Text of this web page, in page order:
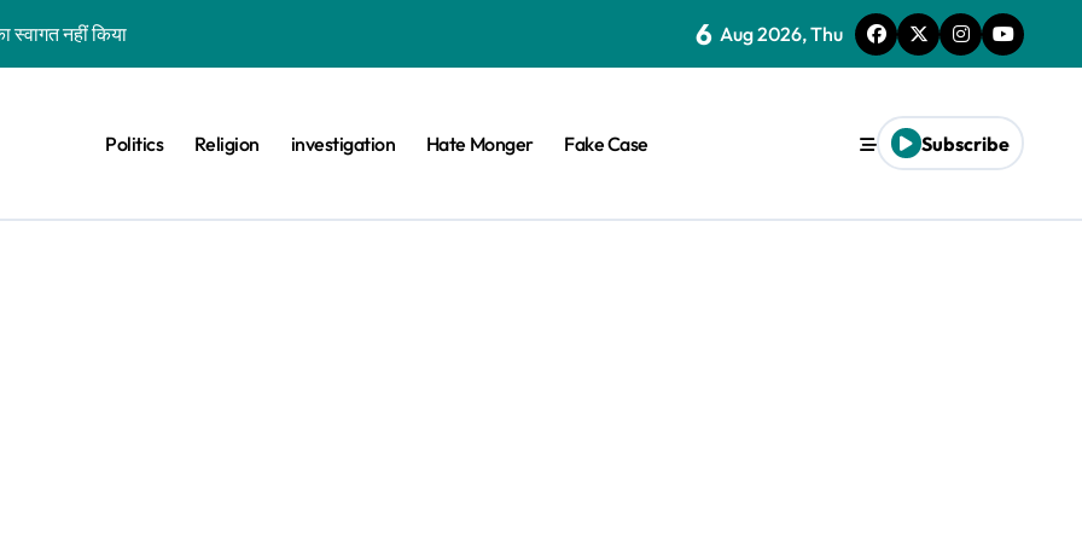
स्वागत नहीं किया
वायरल वीडियो एक साल पुराना है
बीफ प्रोड्यूसर देश नहीं कहा
6 Aug 2026, Thu
Politics Religion investigation Hate Monger Fake Case Subscribe